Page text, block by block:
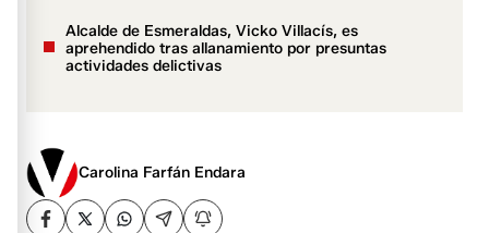
Alcalde de Esmeraldas, Vicko Villacís, es
aprehendido tras allanamiento por presuntas
actividades delictivas
Carolina Farfán Endara